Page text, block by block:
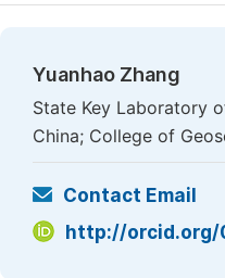
Yuanhao Zhang
State Key Laboratory
China; College of
Contact Email
http://